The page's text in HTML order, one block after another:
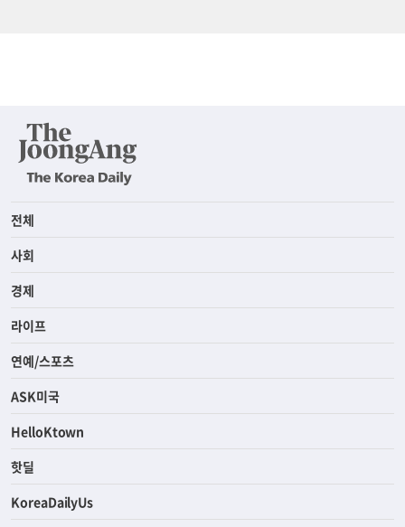
전체
사회
경제
라이프
연예/스포츠
ASK미국
HelloKtown
핫딜
KoreaDailyUs